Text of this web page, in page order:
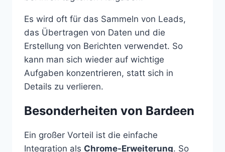
Es wird oft für das Sammeln von Leads,
das Übertragen von Daten und die
Erstellung von Berichten verwendet. So
kann man sich wieder auf wichtige
Aufgaben konzentrieren, statt sich in
Details zu verlieren.
Besonderheiten von Bardeen
Ein großer Vorteil ist die einfache
Integration als Chrome-Erweiterung. So